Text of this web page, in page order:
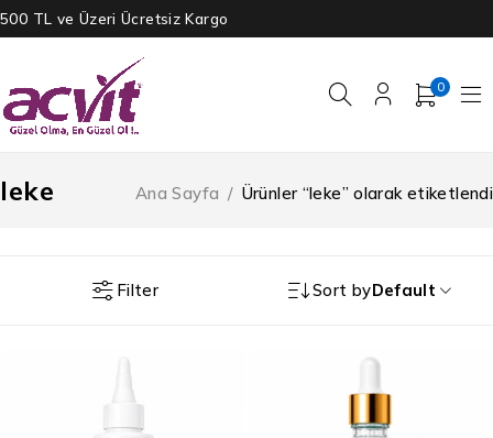
500 TL ve Üzeri Ücretsiz Kargo
0
leke Ana Sayfa / Ürünler “leke” olarak etiketlendi
Filter Sort byDefault